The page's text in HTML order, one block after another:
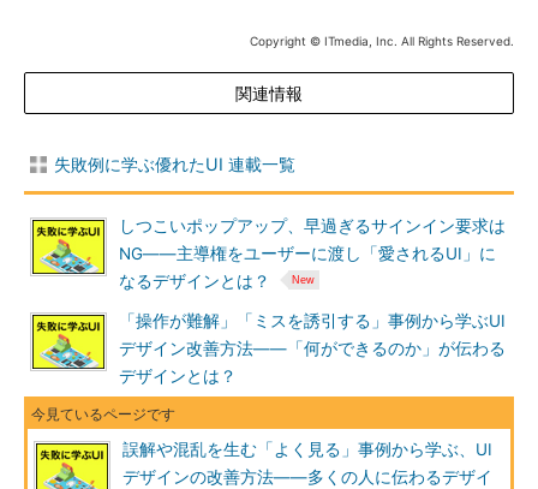
Copyright © ITmedia, Inc. All Rights Reserved.
関連情報
失敗例に学ぶ優れたUI 連載一覧
しつこいポップアップ、早過ぎるサインイン要求は
NG――主導権をユーザーに渡し「愛されるUI」に
なるデザインとは？
「操作が難解」「ミスを誘引する」事例から学ぶUI
デザイン改善方法――「何ができるのか」が伝わる
デザインとは？
誤解や混乱を生む「よく見る」事例から学ぶ、UI
デザインの改善方法――多くの人に伝わるデザイ